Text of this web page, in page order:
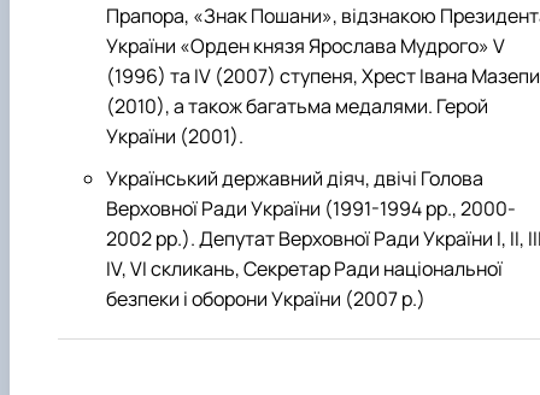
Прапора, «Знак Пошани», відзнакою
України «Орден князя Ярослава Мудрого» V
(1996) та IV (2007) ступеня, Хрест Івана Мазепи
(2010), а також багатьма медалями. Герой
України (2001).
Український державний діяч, двічі Голова
Верховної Ради України (1991-1994 рр., 2000-
2002 рр.). Депутат Верховної Ради України І, II,
IV, VI скликань, Секретар Ради національної
безпеки і оборони України (2007 р.)